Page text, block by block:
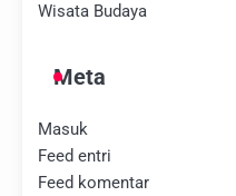
Wisata Budaya
Meta
Masuk
Feed entri
Feed komentar